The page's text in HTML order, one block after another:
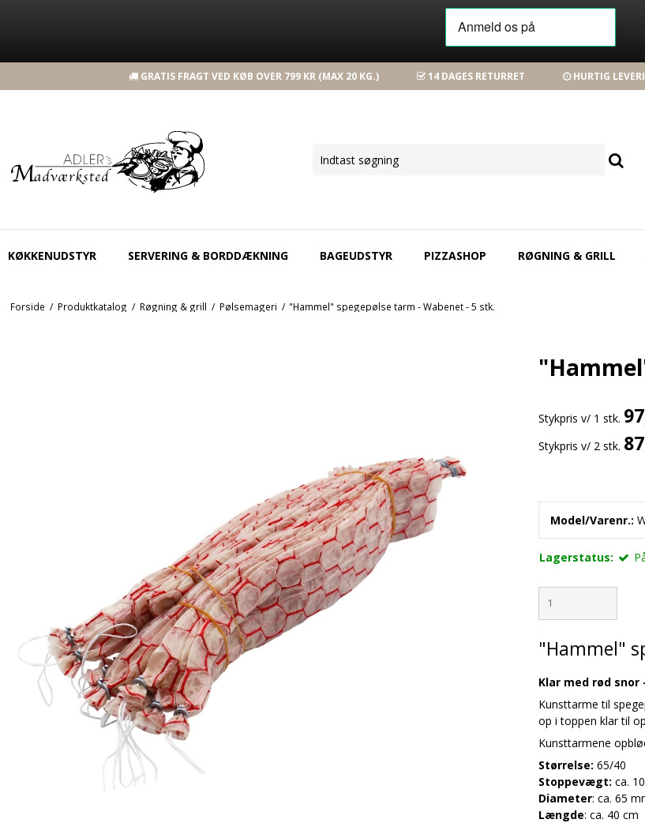
GRATIS FRAGT VED KØB OVER 799 KR (MAX 20 KG.) 14 DAGES RETURRET HURTIG
KØKKENUDSTYR SERVERING & BORDDÆKNING BAGEUDSTYR PIZZASHOP RØGNING & GRILL
Forside / Produktkatalog / Røgning & grill / Pølsemageri / "Hammel" spegepølse tarm - Wabenet - 5 stk.
Stykpris v/ 1 stk.
Stykpris v/ 2 stk.
Model/Varenr.:
Lagerstatus:
"Hammel"
Klar med rød snor
Kunsttarme til
op i toppen klar til
Kunsttarmene
Størrelse: 65/40
Stoppevægt: ca.
Diameter: ca. 65
Længde: ca. 40 cm